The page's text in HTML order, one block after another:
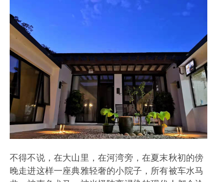
不得不说，在大山里，在河湾旁，在夏末秋初的傍
晚走进这样一座典雅轻奢的小院子，所有被车水马